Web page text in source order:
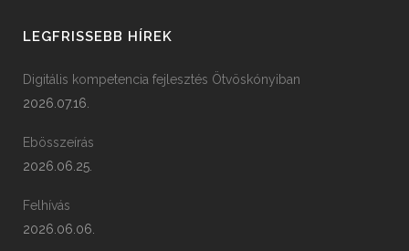
LEGFRISSEBB HÍREK
Digitális kompetencia fejlesztés Ötvöskónyiban
2026.07.16.
Ebösszeírás
2026.06.25.
Felhívás
2026.06.06.